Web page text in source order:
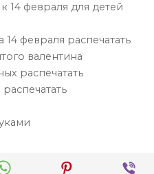
14 февраля для детей
14 февраля распечатать
валентина
распечатать